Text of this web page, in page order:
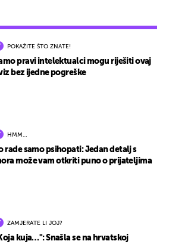
POKAŽITE ŠTO ZNATE!
pravi intelektualci mogu riješiti ovaj
bez ijedne pogreške
HMM…
rade samo psihopati: Jedan detalj s
može vam otkriti puno o prijateljima
ZAMJERATE LI JOJ?
kuja…": Snašla se na hrvatskoj